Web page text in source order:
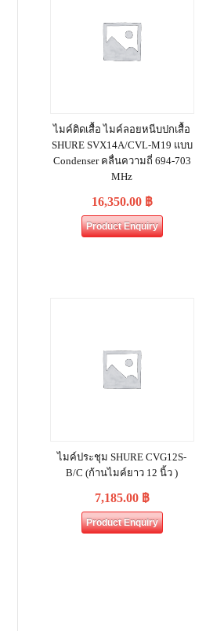
ไมค์ติดเสื้อ ไมค์ลอยหนีบปกเสื้อ
SHURE SVX14A/CVL-M19 แบบ
Condenser คลื่นความถี่ 694-703
MHz
16,350.00 ฿
Product Enquiry
ไมค์ประชุม SHURE CVG12S‐
B/C (ก้านไมค์ยาว 12 นิ้ว )
7,185.00 ฿
Product Enquiry